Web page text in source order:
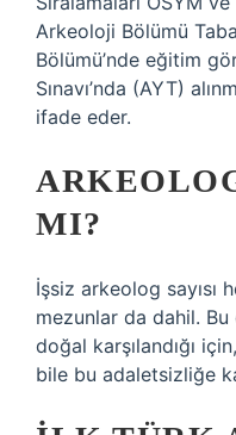
Arkeoloji Bölümü
Bölümü’nde eğitim
Sınavı’nda (AYT)
ifade eder.
MI?
İşsiz arkeolog sayısı
mezunlar da dahil.
doğal karşılandığı
bile bu adaletsizliğe